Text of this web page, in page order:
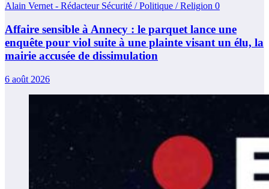
Alain Vernet - Rédacteur Sécurité / Politique / Religion 0
Affaire sensible à Annecy : le parquet lance une
enquête pour viol suite à une plainte visant un élu, la
mairie accusée de dissimulation
6 août 2026